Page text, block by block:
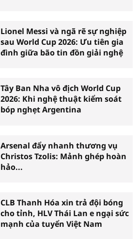
Lionel Messi và ngã rẽ sự nghiệp
sau World Cup 2026: Ưu tiên gia
đình giữa bão tin đồn giải nghệ
Tây Ban Nha vô địch World Cup
2026: Khi nghệ thuật kiểm soát
bóp nghẹt Argentina
Arsenal đẩy nhanh thương vụ
Christos Tzolis: Mảnh ghép hoàn
hảo...
CLB Thanh Hóa xin trả đội bóng
cho tỉnh, HLV Thái Lan e ngại sức
mạnh của tuyển Việt Nam